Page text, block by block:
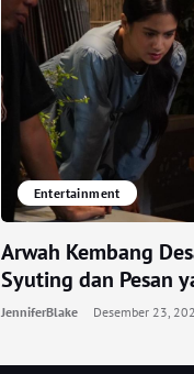
Entertainment
Arwah Kembang
Syuting dan Pesan
JenniferBlake Desember 23,